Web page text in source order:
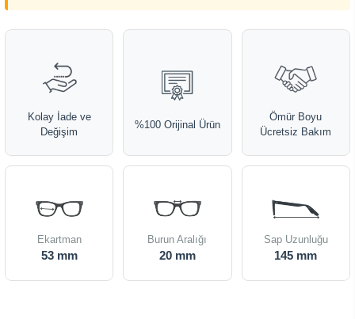
Kolay İade ve
Değişim
%100 Orijinal Ürün
Ömür Boyu
Ücretsiz Bakım
Ekartman
53 mm
Burun Aralığı
20 mm
Sap Uzunluğu
145 mm